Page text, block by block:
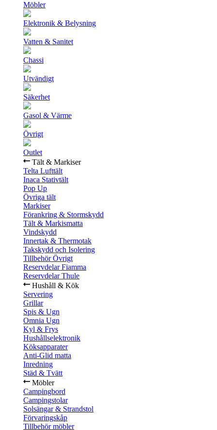
Möbler
Elektronik & Belysning
Vatten & Sanitet
Chassi
Utvändigt
Säkerhet
Gasol & Värme
Övrigt
Outlet
Tält & Markiser
Telta Lufttält
Inaca Stativtält
Pop Up
Övriga tält
Markiser
Förankring & Stormskydd
Tält & Markismatta
Vindskydd
Innertak & Thermotak
Takskydd och Isolering
Tillbehör Övrigt
Reservdelar Fiamma
Reservdelar Thule
Hushåll & Kök
Servering
Grillar
Spis & Ugn
Omnia Ugn
Kyl & Frys
Hushållselektronik
Köksapparater
Anti-Glid matta
Inredning
Städ & Tvätt
Möbler
Campingbord
Campingstolar
Solsängar & Strandstol
Förvaringskåp
Tillbehör möbler